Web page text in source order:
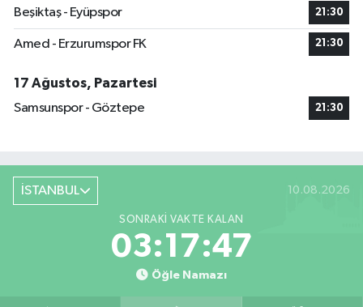
Beşiktaş - Eyüpspor 21:30
Amed - Erzurumspor FK 21:30
17 Ağustos, Pazartesi
Samsunspor - Göztepe
21:30
İSTANBUL 10.08.2026
SONRAKI VAKTE KALAN
03:17:46
Öğle Namazı